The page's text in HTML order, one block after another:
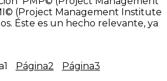
(Project Management Institute
Éste es un hecho relevante, ya
1 Página2 Página3